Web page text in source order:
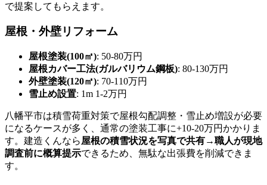
で提案してもらえます。
屋根・外壁リフォーム
屋根塗装(100㎡): 50-80万円
屋根カバー工法(ガルバリウム鋼板): 80-130万円
外壁塗装(120㎡): 70-110万円
雪止め設置: 1m 1-2万円
八幡平市は積雪荷重対策で屋根勾配調整・雪止め増設が必要
になるケースが多く、通常の塗装工事に+10-20万円かかりま
す。建造くんなら屋根の積雪状況を写真で共有→職人が現地
調査前に概算提示できるため、無駄な出張費を削減できま
す。